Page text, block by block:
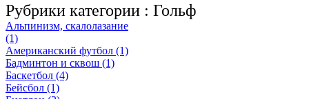
Рубрики категории : Гольф
Альпинизм, скалолазание
(1)
Американский футбол (1)
Бадминтон и сквош (1)
Баскетбол (4)
Бейсбол (1)